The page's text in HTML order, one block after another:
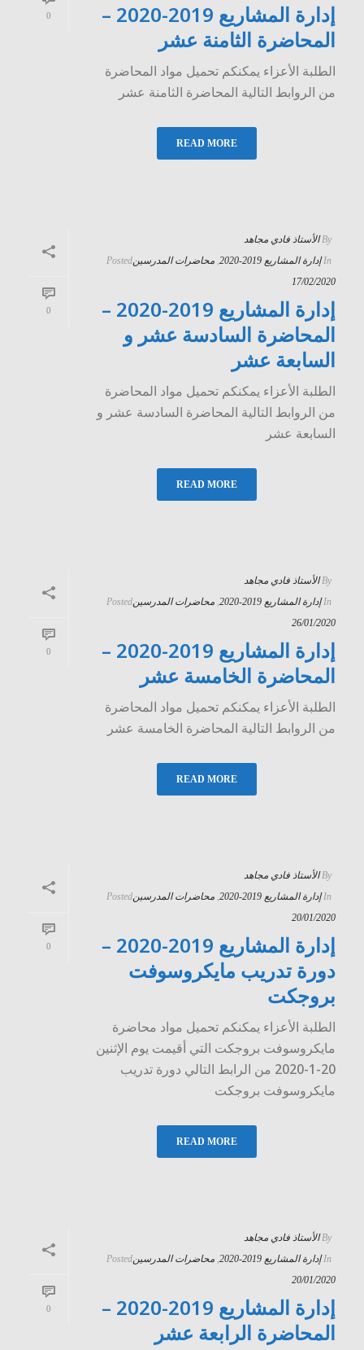
0
إدارة المشاريع 2019-2020 –
المحاضرة الثامنة عشر
الطلبة الأعزاء يمكنكم تحميل مواد المحاضرة
من الروابط التالية المحاضرة الثامنة عشر
READ MORE
0
By الأستاذ فادي مجاهد
In إدارة المشاريع 2019-2020 , محاضرات المدرسينPosted
17/02/2020
إدارة المشاريع 2019-2020 –
المحاضرة السادسة عشر و
السابعة عشر
الطلبة الأعزاء يمكنكم تحميل مواد المحاضرة
من الروابط التالية المحاضرة السادسة عشر و
السابعة عشر
READ MORE
0
By الأستاذ فادي مجاهد
In إدارة المشاريع 2019-2020 , محاضرات المدرسينPosted
26/01/2020
إدارة المشاريع 2019-2020 –
المحاضرة الخامسة عشر
الطلبة الأعزاء يمكنكم تحميل مواد المحاضرة
من الروابط التالية المحاضرة الخامسة عشر
READ MORE
0
By الأستاذ فادي مجاهد
In إدارة المشاريع 2019-2020 , محاضرات المدرسينPosted
20/01/2020
إدارة المشاريع 2019-2020 –
دورة تدريب مايكروسوفت
بروجكت
الطلبة الأعزاء يمكنكم تحميل مواد محاضرة
مايكروسوفت بروجكت التي أقيمت يوم الإثنين
20-1-2020 من الرابط التالي دورة تدريب
مايكروسوفت بروجكت
READ MORE
0
By الأستاذ فادي مجاهد
In إدارة المشاريع 2019-2020 , محاضرات المدرسينPosted
20/01/2020
إدارة المشاريع 2019-2020 –
المحاضرة الرابعة عشر